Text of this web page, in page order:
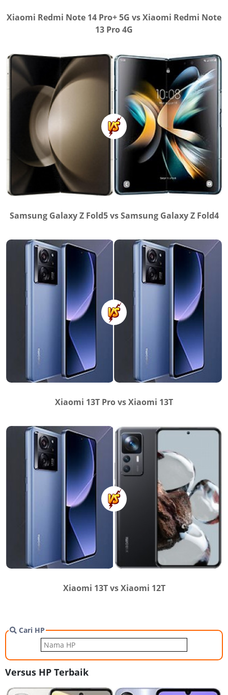
Xiaomi Redmi Note 14 Pro+ 5G vs Xiaomi Redmi Note
13 Pro 4G
Samsung Galaxy Z Fold5 vs Samsung Galaxy Z Fold4
Xiaomi 13T Pro vs Xiaomi 13T
Xiaomi 13T vs Xiaomi 12T
Cari HP
Versus HP Terbaik